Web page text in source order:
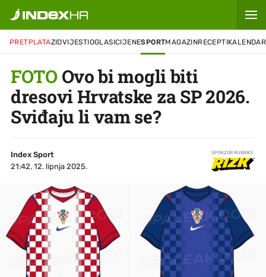
PRETPLATAZIDVIJESTIOGLASICIJENESPORTMAGAZINRECEPTIKALENDAR
FOTOOvo bi mogli biti
dresovi Hrvatske za SP 2026.
Sviđaju li vam se?
Index Sport
21:42, 12. lipnja 2025.
SPONZOR RUBRIKE